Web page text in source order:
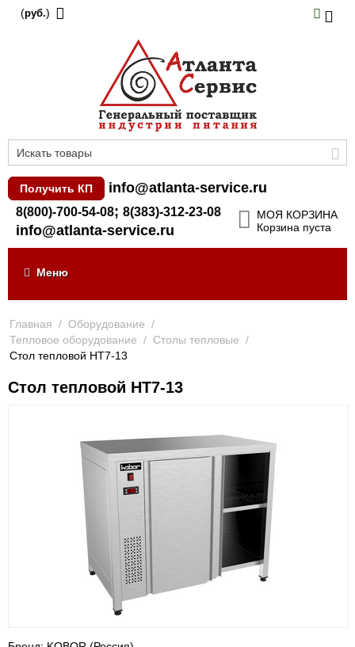
(руб.)
Получить КП info@atlanta-service.ru
8(800)-700-54-08; 8(383)-312-23-08
info@atlanta-service.ru
МОЯ КОРЗИНА
Корзина пуста
Меню
Главная / Оборудование /
Тепловое оборудование / Столы тепловые /
Стол тепловой HT7-13
Стол тепловой HT7-13